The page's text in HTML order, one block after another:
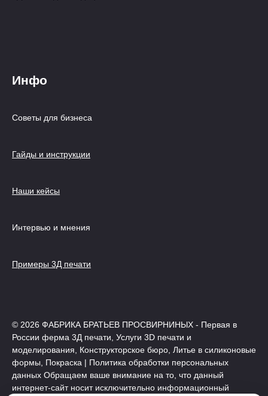
Инфо
Советы для бизнеса
Гайды и инструкции
Наши кейсы
Интервью и мнения
Примеры 3Д печати
© 2026 ФАБРИКА БРАТЬЕВ ПРОСВИРНИНЫХ - Первая в
России ферма 3Д печати, Услуги 3D печати и
моделирования, Конструкторское бюро, Литье в силиконовые
формы, Покраска | Политика обработки персональных
данных Обращаем ваше внимание на то, что данный
интернет-сайт носит исключительно информационный